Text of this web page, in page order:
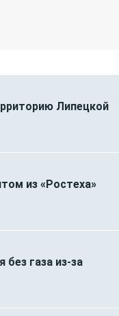
Липецкой
из «Ростеха»
без газа из-за